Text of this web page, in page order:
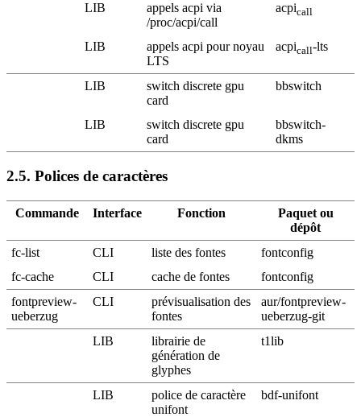
LIB
appels acpi via
/proc/acpi/call
acpicall
LIB
appels acpi pour noyau
LTS
acpicall-lts
LIB
switch discrete gpu
card
bbswitch
LIB
switch discrete gpu
card
bbswitch-
dkms
2.5. Polices de caractères
Commande Interface Fonction
Paquet ou
dépôt
fc-list
CLI liste des fontes
fontconfig
fc-cache
CLI cache de fontes
fontconfig
fontpreview-
ueberzug
CLI
prévisualisation des
fontes
aur/fontpreview-
ueberzug-git
LIB
librairie de
génération de
glyphes
t1lib
LIB
police de caractère
unifont
bdf-unifont